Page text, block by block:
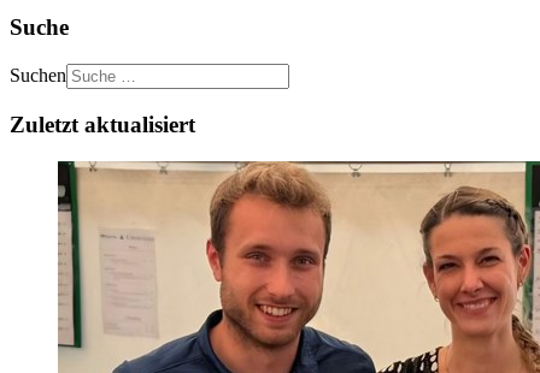
Suche
Suchen
Zuletzt aktualisiert